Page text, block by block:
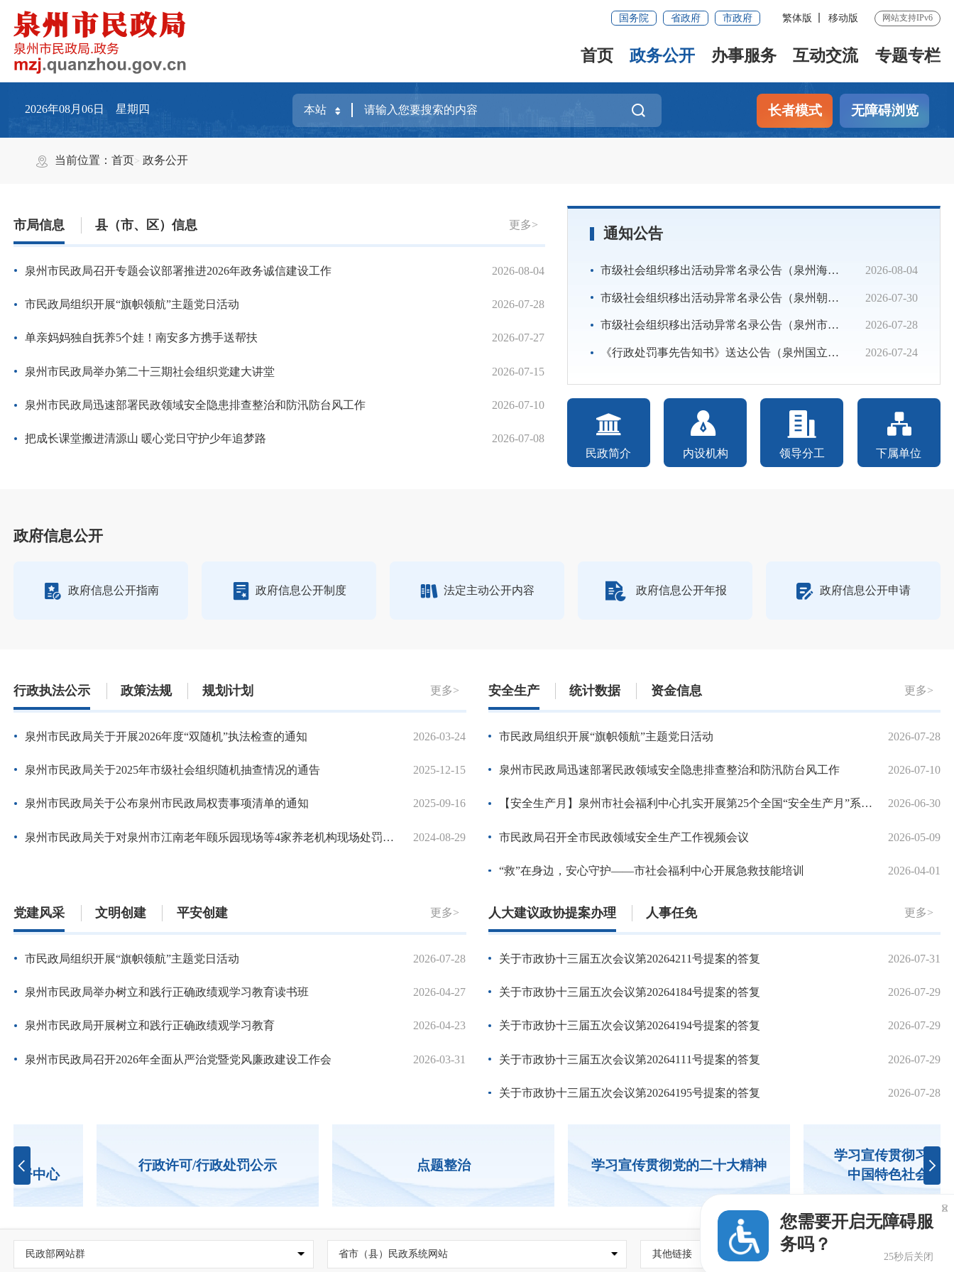
国务院 省政府 市政府 繁体版 移动版 网站支持IPv6
首页 政务公开 办事服务 互动交流 专题专栏
2026年08月06日 星期四 长者模式 无障碍浏览
当前位置：首页 政务公开
市局信息 县（市、区）信息 更多>
泉州市民政局召开专题会议部署推进2026年政务诚信建设工作 2026-08-04
市民政局组织开展“旗帜领航”主题党日活动 2026-07-28
单亲妈妈独自抚养5个娃！南安多方携手送帮扶 2026-07-27
泉州市民政局举办第二十三期社会组织党建大讲堂 2026-07-15
泉州市民政局迅速部署民政领域安全隐患排查整治和防汛防台风工作 2026-07-10
把成长课堂搬进清源山 暖心党日守护少年追梦路 2026-07-08
泉州市民政局召开专题会议部署推进2026年政务诚信建设工作
市民政局组织开展“旗帜领航”主题党日活动
泉州市民政局迅速部署民政领域安全隐患排查整治和防汛防台风工作
把成长课堂搬进清源山 暖心党日守护少年追梦路
通知公告
市级社会组织移出活动异常名录公告（泉州海港经济交流协会等2家） 2026-08-04
市级社会组织移出活动异常名录公告（泉州朝夕养老服务中心） 2026-07-30
市级社会组织移出活动异常名录公告（泉州市婚庆行业协会） 2026-07-28
《行政处罚事先告知书》送达公告（泉州国立海疆专科学校校友会） 2026-07-24
民政简介 内设机构 领导分工 下属单位
政府信息公开
政府信息公开指南 政府信息公开制度 法定主动公开内容 政府信息公开年报 政府信息公开申请
行政执法公示 政策法规 规划计划 更多>
泉州市民政局关于开展2026年度“双随机”执法检查的通知 2026-03-24
泉州市民政局关于2025年市级社会组织随机抽查情况的通告 2025-12-15
泉州市民政局关于公布泉州市民政局权责事项清单的通知 2025-09-16
泉州市民政局关于对泉州市江南老年颐乐园现场等4家养老机构现场处罚公告 2024-08-29
2025全市养老、老龄工作会议召开 2025-05-06
泉州市民政局组织召开政务诚信建设专题工作会议 2025-04-11
泉州市民政局关于2024年度法治政府建设情况的报告 2025-02-17
福建省殡葬管理办法 2024-12-23
殡葬管理条例 2024-12-23
泉州
泉州
泉州
安全生产 统计数据 资金信息 更多>
市民政局组织开展“旗帜领航”主题党日活动 2026-07-28
泉州市民政局迅速部署民政领域安全隐患排查整治和防汛防台风工作 2026-07-10
【安全生产月】泉州市社会福利中心扎实开展第25个全国“安全生产月”系列活动 2026-06-30
市民政局召开全市民政领域安全生产工作视频会议 2026-05-09
“救”在身边，安心守护——市社会福利中心开展急救技能培训 2026-04-01
党建风采 文明创建 平安创建 更多>
市民政局组织开展“旗帜领航”主题党日活动 2026-07-28
泉州市民政局举办树立和践行正确政绩观学习教育读书班 2026-04-27
泉州市民政局开展树立和践行正确政绩观学习教育 2026-04-23
泉州市民政局召开2026年全面从严治党暨党风廉政建设工作会 2026-03-31
泉州市民政局举办树立和践行正确政绩观学习教育读书班 2026-04-27
泉州市民政局开展树立和践行正确政绩观学习教育 2026-04-23
泉州市民政局召开2026年全面从严治党暨党风廉政建设工作会 2026-03-31
世遗之城·美食之都—泉州欢迎您 2025-11-26
中共福建省委十一届九次全会在榕举行 2025-11-21
市民
守护民
泉州
泉州
人大建议政协提案办理 人事任免 更多>
关于市政协十三届五次会议第20264211号提案的答复 2026-07-31
关于市政协十三届五次会议第20264184号提案的答复 2026-07-29
关于市政协十三届五次会议第20264194号提案的答复 2026-07-29
关于市政协十三届五次会议第20264111号提案的答复 2026-07-29
关于市政协十三届五次会议第20264195号提案的答复 2026-07-28
督中心
行政许可/行政处罚公示 点题整治 学习宣传贯彻党的二十大精神
学习宣传贯彻习近平
中国特色社会主义
民政部网站群 省市（县）民政系统网站 其他链接
您需要开启无障碍服
务吗？
24秒后关闭
